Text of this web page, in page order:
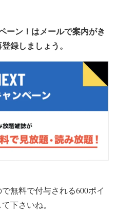
ーン！はメールで案内がき
録しましょう。
無料で付与される600ポイ
下さいね。